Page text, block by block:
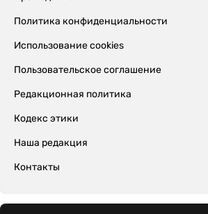
Политика конфиденциальности
Использование cookies
Пользовательское соглашение
Редакционная политика
Кодекс этики
Наша редакция
Контакты